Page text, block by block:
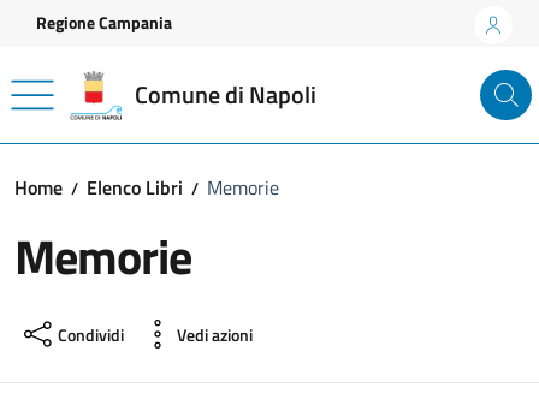
Vai ai contenuti
Vai al footer
Regione Campania
Comune di Napoli
Home Elenco Libri Memorie
Memorie
Condividi Vedi azioni